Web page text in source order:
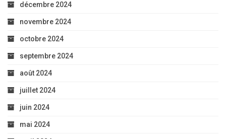
décembre 2024
novembre 2024
octobre 2024
septembre 2024
août 2024
juillet 2024
juin 2024
mai 2024